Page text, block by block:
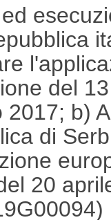
del
2017; b)
di
20